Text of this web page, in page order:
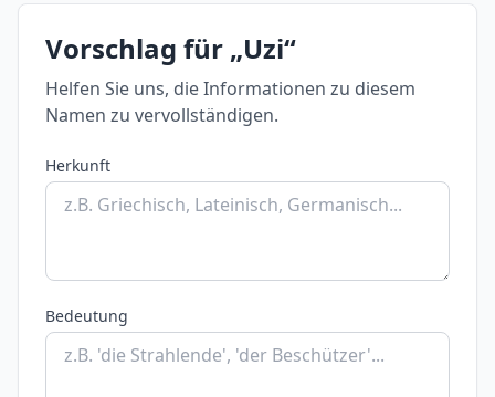
Vorschlag für „Uzi“
Helfen Sie uns, die Informationen zu diesem
Namen zu vervollständigen.
Herkunft
Bedeutung